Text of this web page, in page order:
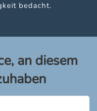
bedacht.
an diesem